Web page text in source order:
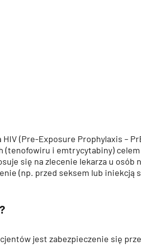
(Pre-Exposure Prophylaxis –
(tenofowiru i emtrycytabiny)
się na zlecenie lekarza u osób
(np. przed seksem lub iniekcją
jest zabezpieczenie się